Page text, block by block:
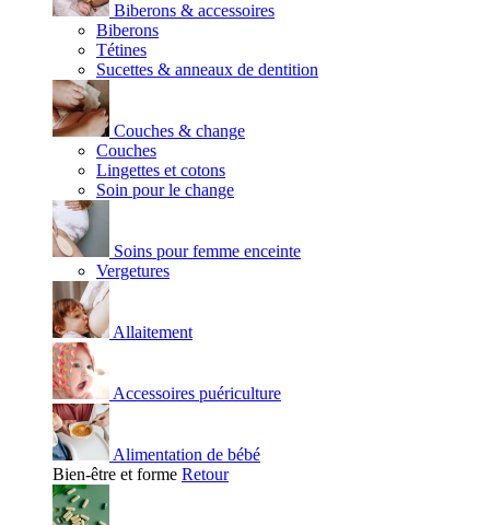
Biberons & accessoires
Biberons
Tétines
Sucettes & anneaux de dentition
Couches & change
Couches
Lingettes et cotons
Soin pour le change
Soins pour femme enceinte
Vergetures
Allaitement
Accessoires puériculture
Alimentation de bébé
Bien-être et forme Retour